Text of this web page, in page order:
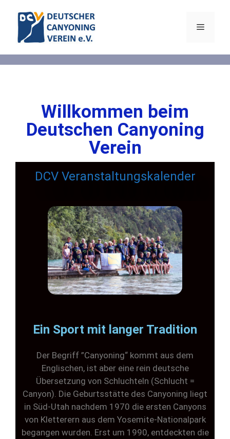
Willkommen beim
Deutschen Canyoning
Verein
DCV Veranstaltungskalender
Ein Sport mit langer Tradition
Der Begriff ”Canyoning“ kommt aus dem
Englischen, ist aber eine rein deutsche
Übersetzung von Schluchteln (Schlucht =
Canyon). Die Geburtsstätte des Canyoning liegt
in Süd-Utah nachdem 1970 die ersten Canyons
von Kletterern aus dem Yosemite-Nationalpark
begangen wurden. Erst um 1990, entdeckten die